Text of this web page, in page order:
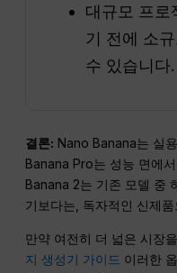
대규모 프로
기 전에 소
수 있습니다.
결론: Nano Banana는 실
Banana Pro는 성능 면에
Banana 2는 기존 모델 중
기보다는, 독자적인 신제
만약 여전히 더 넓은 시장
지 생성기 가이드 이러한